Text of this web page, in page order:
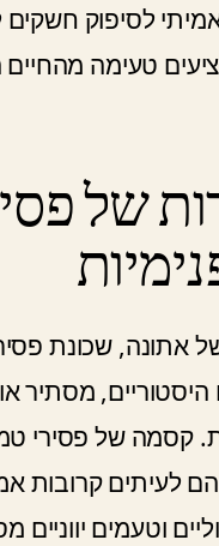
לסיפוק
טעימה מהחיים
של
מסתיר
קסמה של פסירי
לעיתים קרובות
וטעמים